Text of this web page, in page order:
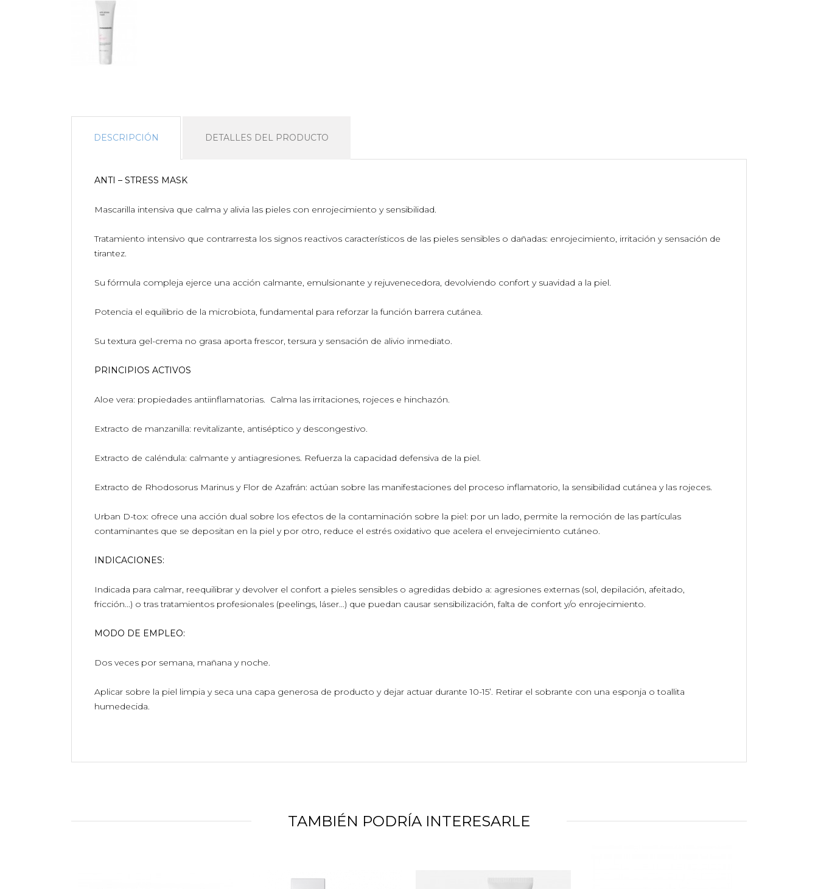
DESCRIPCIÓN DETALLES DEL PRODUCTO
ANTI – STRESS MASK
Mascarilla intensiva que calma y alivia las pieles con enrojecimiento y sensibilidad.
Tratamiento intensivo que contrarresta los signos reactivos característicos de las pieles sensibles o dañadas: enrojecimiento, irritación y sensación de
tirantez.
Su fórmula compleja ejerce una acción calmante, emulsionante y rejuvenecedora, devolviendo confort y suavidad a la piel.
Potencia el equilibrio de la microbiota, fundamental para reforzar la función barrera cutánea.
Su textura gel-crema no grasa aporta frescor, tersura y sensación de alivio inmediato.
PRINCIPIOS ACTIVOS
Aloe vera: propiedades antiinflamatorias. Calma las irritaciones, rojeces e hinchazón.
Extracto de manzanilla: revitalizante, antiséptico y descongestivo.
Extracto de caléndula: calmante y antiagresiones. Refuerza la capacidad defensiva de la piel.
Extracto de Rhodosorus Marinus y Flor de Azafrán: actúan sobre las manifestaciones del proceso inflamatorio, la sensibilidad cutánea y las rojeces.
Urban D-tox: ofrece una acción dual sobre los efectos de la contaminación sobre la piel: por un lado, permite la remoción de las partículas
contaminantes que se depositan en la piel y por otro, reduce el estrés oxidativo que acelera el envejecimiento cutáneo.
INDICACIONES:
Indicada para calmar, reequilibrar y devolver el confort a pieles sensibles o agredidas debido a: agresiones externas (sol, depilación, afeitado,
fricción...) o tras tratamientos profesionales (peelings, láser...) que puedan causar sensibilización, falta de confort y/o enrojecimiento.
MODO DE EMPLEO:
Dos veces por semana, mañana y noche.
Aplicar sobre la piel limpia y seca una capa generosa de producto y dejar actuar durante 10-15’. Retirar el sobrante con una esponja o toallita
humedecida.
TAMBIÉN PODRÍA INTERESARLE